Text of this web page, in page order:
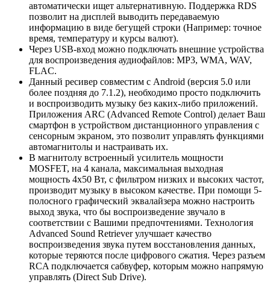
автоматически ищет альтернативную. Поддержка RDS
позволит на дисплей выводить передаваемую
информацию в виде бегущей строки (Например: точное
время, температуру и курсы валют).
Через USB-вход можно подключать внешние устройства
для воспроизведения аудиофайлов: MP3, WMA, WAV,
FLAC.
Данный ресивер совместим с Android (версия 5.0 или
более поздняя до 7.1.2), необходимо просто подключить
и воспроизводить музыку без каких-либо приложений.
Приложения ARC (Advanced Remote Control) делает Ваш
смартфон в устройством дистанционного управления с
сенсорным экраном, это позволит управлять функциями
автомагнитолы и настраивать их.
В магнитолу встроенный усилитель мощности
MOSFET, на 4 канала, максимальная выходная
мощность 4х50 Вт, с фильтром низких и высоких частот,
производит музыку в высоком качестве. При помощи 5-
полосного графический эквалайзера можно настроить
выход звука, что бы воспроизведение звучало в
соответствии с Вашими предпочтениями. Технология
Advanced Sound Retriever улучшает качество
воспроизведения звука путем восстановления данных,
которые теряются после цифрового сжатия. Через разъем
RCA подключается сабвуфер, которым можно напрямую
управлять (Direct Sub Drive).